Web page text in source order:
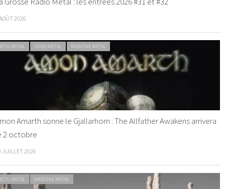
2026
METAL VIDEO METAL WEBZINE METAL
Amarth sonne le Gjallarhorn : The Allfather Awakens arrivera
2 octobre
JUILLET 2026
METAL WEBZINE METAL